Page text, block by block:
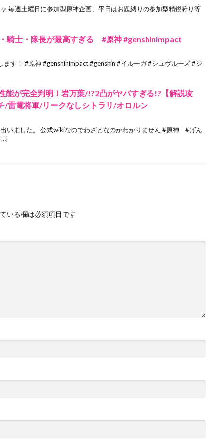
毎週土曜日に参加型原神企画、平日はお題縛りの参加型精鋭狩り等
騎士・隊長が最高すぎる #原神 #genshinimpact
す！ #原神 #genshinimpact #genshin #イルーガ #シュヴルーズ #ジ
能が完全判明！岩万葉/!?2凸がヤバすぎる!?【解説攻
/雷電将軍/リークなしシトラリ/オロルン
いました。 公式wikiなのでわざとなのかわかりません #原神 #げん
いる欄は必須項目です